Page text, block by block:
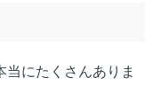
にたくさんありま